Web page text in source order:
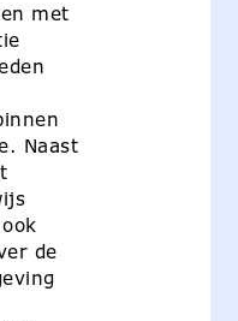
met
Naast
de